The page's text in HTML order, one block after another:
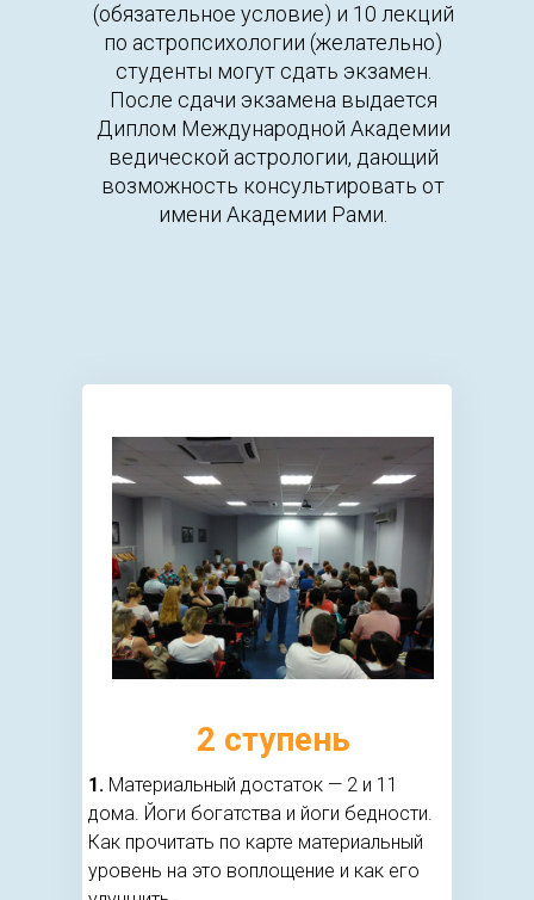
(обязательное условие) и 10 лекций
по астропсихологии (желательно)
студенты могут сдать экзамен.
После сдачи экзамена выдается
Диплом Международной Академии
ведической астрологии, дающий
возможность консультировать от
имени Академии Рами.
1. Материальный достаток — 2 и 11
дома. Йоги богатства и йоги бедности.
Как прочитать по карте материальный
уровень на это воплощение и как его
2 ступень